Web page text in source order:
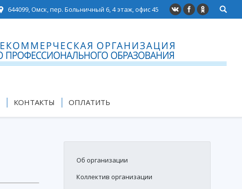
644099, Омск, пер. Больничный 6, 4 этаж, офис 45
КОНТАКТЫ ОПЛАТИТЬ
Об организации
Коллектив организации